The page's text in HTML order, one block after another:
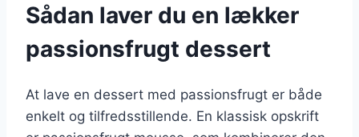
Sådan laver du en lækker
passionsfrugt dessert
At lave en dessert med passionsfrugt er både
enkelt og tilfredsstillende. En klassisk opskrift